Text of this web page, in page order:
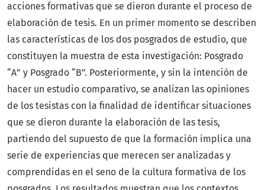
acciones formativas que se dieron durante el proceso de
elaboración de tesis. En un primer momento se describen
las características de los dos posgrados de estudio, que
constituyen la muestra de esta investigación: Posgrado
“A” y Posgrado “B”. Posteriormente, y sin la intención de
hacer un estudio comparativo, se analizan las opiniones
de los tesistas con la finalidad de identificar situaciones
que se dieron durante la elaboración de las tesis,
partiendo del supuesto de que la formación implica una
serie de experiencias que merecen ser analizadas y
comprendidas en el seno de la cultura formativa de los